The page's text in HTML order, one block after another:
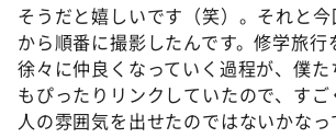
そうだと嬉しいです（笑）。それと
から順番に撮影したんです。修学旅行
徐々に仲良くなっていく過程が、僕た
もぴったりリンクしていたので、す
人の雰囲気を出せたのではないかなっ